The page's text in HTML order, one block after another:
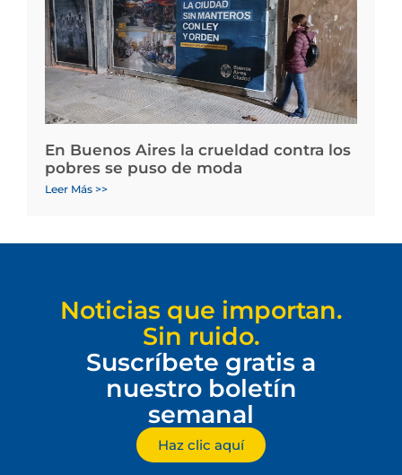
En Buenos Aires la crueldad contra los
pobres se puso de moda
Leer Más >>
Noticias que importan.
Sin ruido.
Suscríbete gratis a
nuestro boletín
semanal
Haz clic aquí